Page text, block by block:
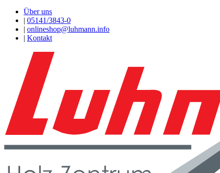
Über uns
| 05141/3843-0
| onlineshop@luhmann.info
| Kontakt